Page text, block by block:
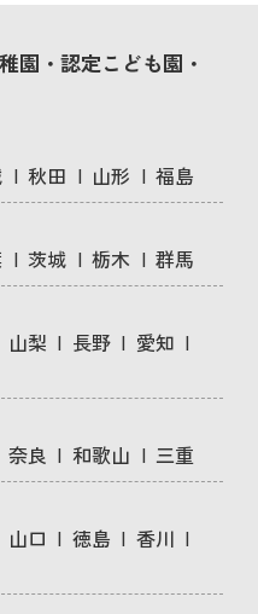
園・認定こども園・
秋田 山形
福島
茨城 栃木
群馬
山梨 長野
愛知
奈良 和歌山
三重
山口 徳島
香川